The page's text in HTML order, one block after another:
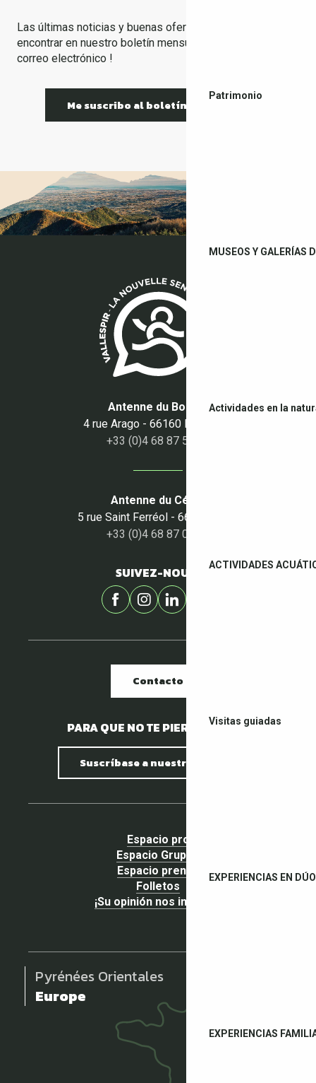
Patrimonio
MUSEOS Y GALERÍAS
Actividades en la
ACTIVIDADES
Visitas guiadas
EXPERIENCIAS EN DÚO
EXPERIENCIAS
Las últimas noticias y buenas ofertas se pueden
encontrar en nuestro boletín mensual, ¡ recíbalo por
correo electrónico !
Me suscribo al boletín de noticias
Antenne du Boulou
4 rue Arago - 66160 Le Boulou
+33 (0)4 68 87 50 95
Antenne du Céret
5 rue Saint Ferréol - 66400 Céret
+33 (0)4 68 87 00 53
SUIVEZ-NOUS !
Contacto
PARA QUE NO TE PIERDAS NADA.
Suscríbase a nuestro boletín
Espacio pro
Espacio Grupos
Espacio prensa
Folletos
¡Su opinión nos importa!
Pyrénées Orientales
Europe